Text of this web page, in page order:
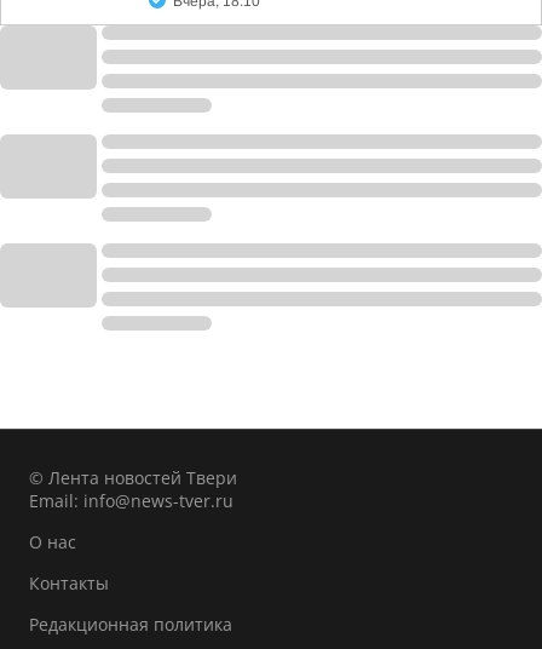
© Лента новостей Твери
Email: info@news-tver.ru
О нас
Контакты
Редакционная политика